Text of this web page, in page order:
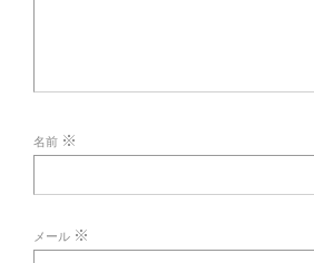
名前 ※
メール ※